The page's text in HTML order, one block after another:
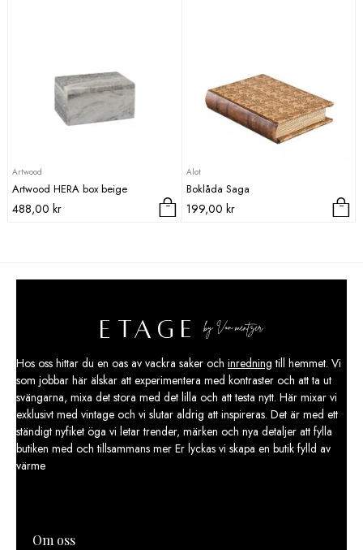
Artwood
Artwood HERA box beige
488,00 kr
Alot
Boklåda Saga
199,00 kr
Hos oss hittar du en oas av vackra saker och inredning till hemmet. Vi
som jobbar här älskar att experimentera med kontraster och att ta ut
svängarna, mixa det stora med det lilla och att testa nytt. Här mixar vi
exklusivt med vintage och vi slutar aldrig att inspireras. Det är med ett
ständigt nyfiket öga vi letar trender, märken och nya detaljer att fylla
butiken med och tillsammans mer Er lyckas vi skapa en butik fylld av
värme
Om oss